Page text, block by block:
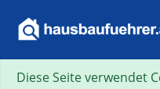
Diese Seite verwendet